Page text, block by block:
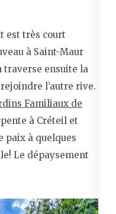
est très court
à Saint-Maur
traverse ensuite la
l’autre rive.
Familiaux de
à Créteil et
paix à quelques
Le dépaysement